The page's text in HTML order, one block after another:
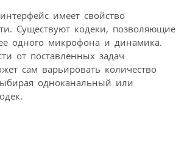
имеет свойство
Существуют кодеки, позволяющие
одного микрофона и динамика.
от поставленных задач
сам варьировать количество
одно­канальный или